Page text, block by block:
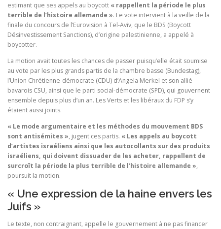
estimant que ses appels au boycott « rappellent la période le plus
terrible de l’histoire allemande ». Le vote intervient à la veille de la
finale du concours de l’Eurovision à Tel-Aviv, que le BDS (Boycott
Désinvestissement Sanctions), d’origine palestinienne, a appelé à
boycotter.
La motion avait toutes les chances de passer puisqu’elle était soumise
au vote par les plus grands partis de la chambre basse (Bundestag),
l’Union Chrétienne-démocrate (CDU) d’Angela Merkel et son allié
bavarois CSU, ainsi que le parti social-démocrate (SPD), qui gouvernent
ensemble depuis plus d’un an. Les Verts et les libéraux du FDP s’y
étaient aussi joints.
« Le mode argumentaire et les méthodes du mouvement BDS
sont antisémites », jugent ces partis. « Les appels au boycott
d’artistes israéliens ainsi que les autocollants sur des produits
israéliens, qui doivent dissuader de les acheter, rappellent de
surcroît la période la plus terrible de l’histoire allemande »,
poursuit la motion.
« Une expression de la haine envers les
Juifs »
Le texte, non contraignant, appelle le gouvernement à ne pas financer